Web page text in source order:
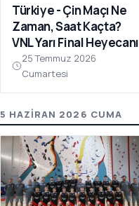
Türkiye - Çin Maçı Ne
Zaman, Saat Kaçta?
VNL Yarı Final Heyecanı
25 Temmuz 2026
Cumartesi
5 HAZIRAN 2026 CUMA